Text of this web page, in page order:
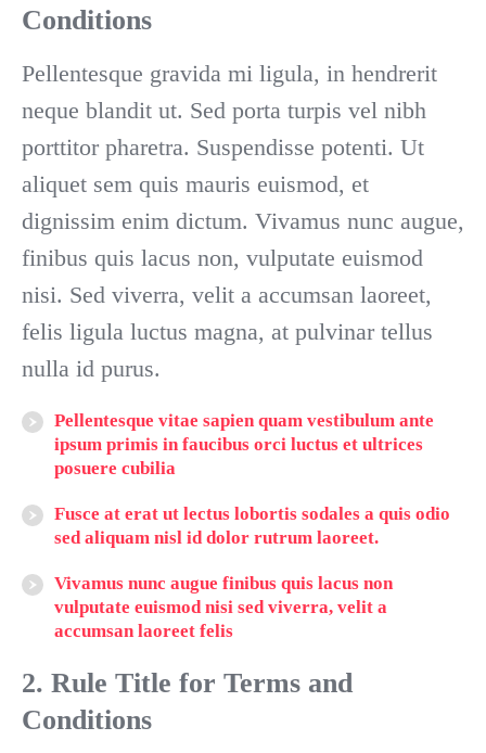
Conditions
Pellentesque gravida mi ligula, in hendrerit
neque blandit ut. Sed porta turpis vel nibh
porttitor pharetra. Suspendisse potenti. Ut
aliquet sem quis mauris euismod, et
dignissim enim dictum. Vivamus nunc augue,
finibus quis lacus non, vulputate euismod
nisi. Sed viverra, velit a accumsan laoreet,
felis ligula luctus magna, at pulvinar tellus
nulla id purus.
Pellentesque vitae sapien quam vestibulum ante
ipsum primis in faucibus orci luctus et ultrices
posuere cubilia
Fusce at erat ut lectus lobortis sodales a quis odio
sed aliquam nisl id dolor rutrum laoreet.
Vivamus nunc augue finibus quis lacus non
vulputate euismodnisi sed viverra, velit a
accumsan laoreet felis
2. Rule Title for Terms and
Conditions